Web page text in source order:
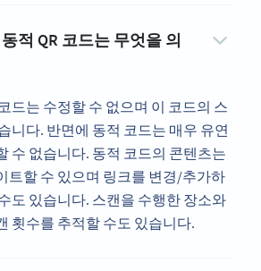
적 QR 코드는 무엇을 의
드는 수정할 수 없으며 이 코드의 스
니다. 반면에 동적 코드는 매우 유연
수 없습니다. 동적 코드의 콘텐츠는
트할 수 있으며 링크를 변경/추가하
도 있습니다. 스캔을 수행한 장소와
횟수를 추적할 수도 있습니다.